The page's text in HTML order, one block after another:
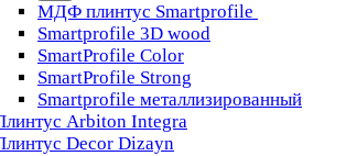
МДФ плинтус Smartprofile
Smartprofile 3D wood
SmartProfile Color
SmartProfile Strong
Smartprofile металлизированный
Arbiton Integra
Decor Dizayn